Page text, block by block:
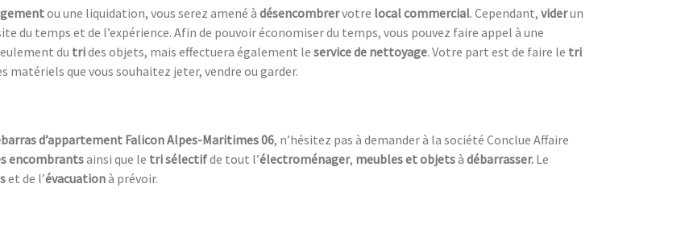
ou une liquidation, vous serez amené à désencombrervotre local commercial. Cependant, viderun
du temps et de l’expérience. Afin de pouvoir économiser du temps, vous pouvez faire appel à une
du trides objets, mais effectuera également le service de nettoyage. Votre part est de faire le tri
matériels que vous souhaitez jeter, vendre ou garder.
d’appartement Falicon Alpes-Maritimes 06, n’hésitez pas à demander à la société Conclue Affaire
encombrantsainsi que le tri sélectifde tout l’électroménager, meubles et objetsà débarrasser. Le
et de l’évacuationà prévoir.